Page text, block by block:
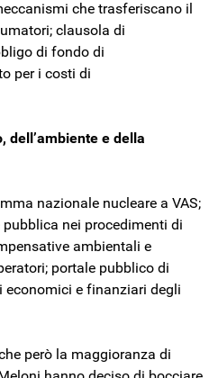
che trasferiscano il
clausola di
di fondo di
per i costi di
e della
nazionale nucleare a VAS;
nei procedimenti di
ambientali e
portale pubblico di
e finanziari degli
però la maggioranza di